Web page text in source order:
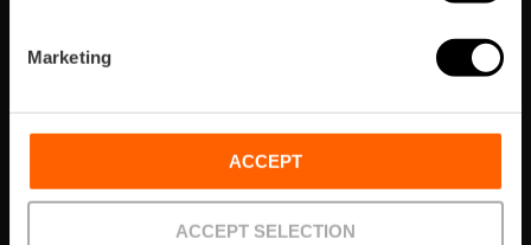
Marketing
ACCEPT
ACCEPT SELECTION
Suscríbete a nuestra Newsletter